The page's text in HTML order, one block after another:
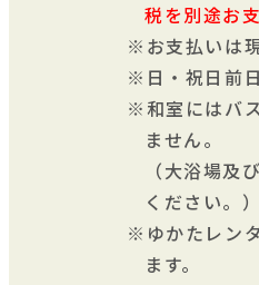
税を別途お
お支払いは
日・祝日前
和室にはバ
ません。
（大浴場及
ください。）
ゆかたレン
ます。